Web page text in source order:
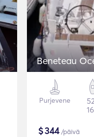
Beneteau
Purjevene
$344/päivä